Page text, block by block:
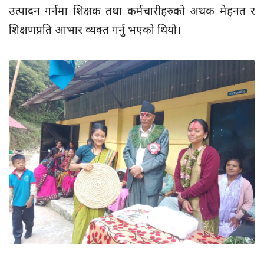
उत्पादन गर्नमा शिक्षक तथा कर्मचारीहरुको अथक मेहनत र
शिक्षणप्रति आभार व्यक्त गर्नु भएको थियो।